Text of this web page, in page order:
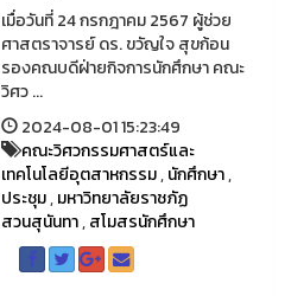
เมื่อวันที่ 24 กรกฎาคม 2567 ผู้ช่วย
ศาสตราจารย์ ดร. ขวัญใจ สุขก้อน
รองคณบดีฝ่ายกิจการนักศึกษา คณะ
วิศว ...
2024-08-01 15:23:49
คณะวิศวกรรมศาสตร์และ
เทคโนโลยีอุตสาหกรรม,นักศึกษา,
ประชุม,มหาวิทยาลัยราชภัฏ
สวนสุนันทา,สโมสรนักศึกษา